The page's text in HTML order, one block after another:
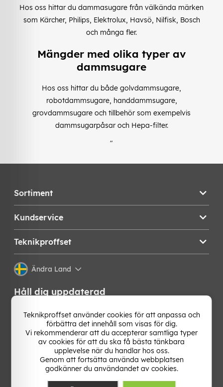
Hos oss hittar du dammasugare från välkända märken
som Kärcher, Philips, Elektrolux, Havsö, Nilfisk, Bosch
och många fler.
Mängder med olika typer av
dammsugare
Hos oss hittar du både golvdammsugare,
robotdammsugare, handdammsugare,
grovdammsugare och tillbehör som exempelvis
dammsugarpåsar och Hepa-filter.
"
Sortiment
Kundservice
Teknikproffset
Ändra Land
Håll dig uppdaterad
Få de senaste nyheterna, hetaste erbjudandena och
bästa tipsen från oss direkt i din mejlkorg. Signa upp på
vårt nyhetsbrev!
Teknikproffset använder cookies för att anpassa och
förbättra det innehåll som visas för dig.
Vi rekommenderar att du accepterar samtliga typer
av cookies för att du ska få bästa tänkbara
upplevelse när du handlar hos oss.
Genom att fortsätta använda webbplatsen
godkänner du användandet av cookies.